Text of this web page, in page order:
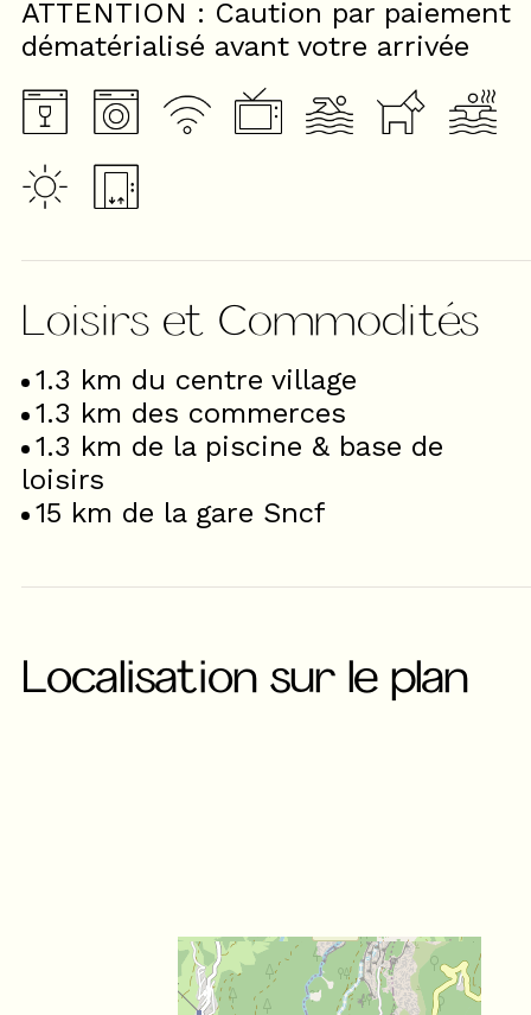
ATTENTION : Caution par paiement
dématérialisé avant votre arrivée
Loisirs et Commodités
1.3 km du centre village
1.3 km des commerces
1.3 km de la piscine & base de
loisirs
15 km de la gare Sncf
Localisation sur le plan